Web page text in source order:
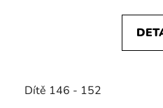
Dítě 146 - 152